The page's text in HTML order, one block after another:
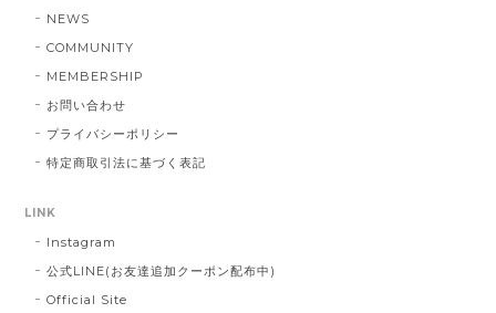
NEWS
COMMUNITY
MEMBERSHIP
お問い合わせ
プライバシーポリシー
特定商取引法に基づく表記
LINK
Instagram
公式LINE(お友達追加クーポン配布中)
Official Site